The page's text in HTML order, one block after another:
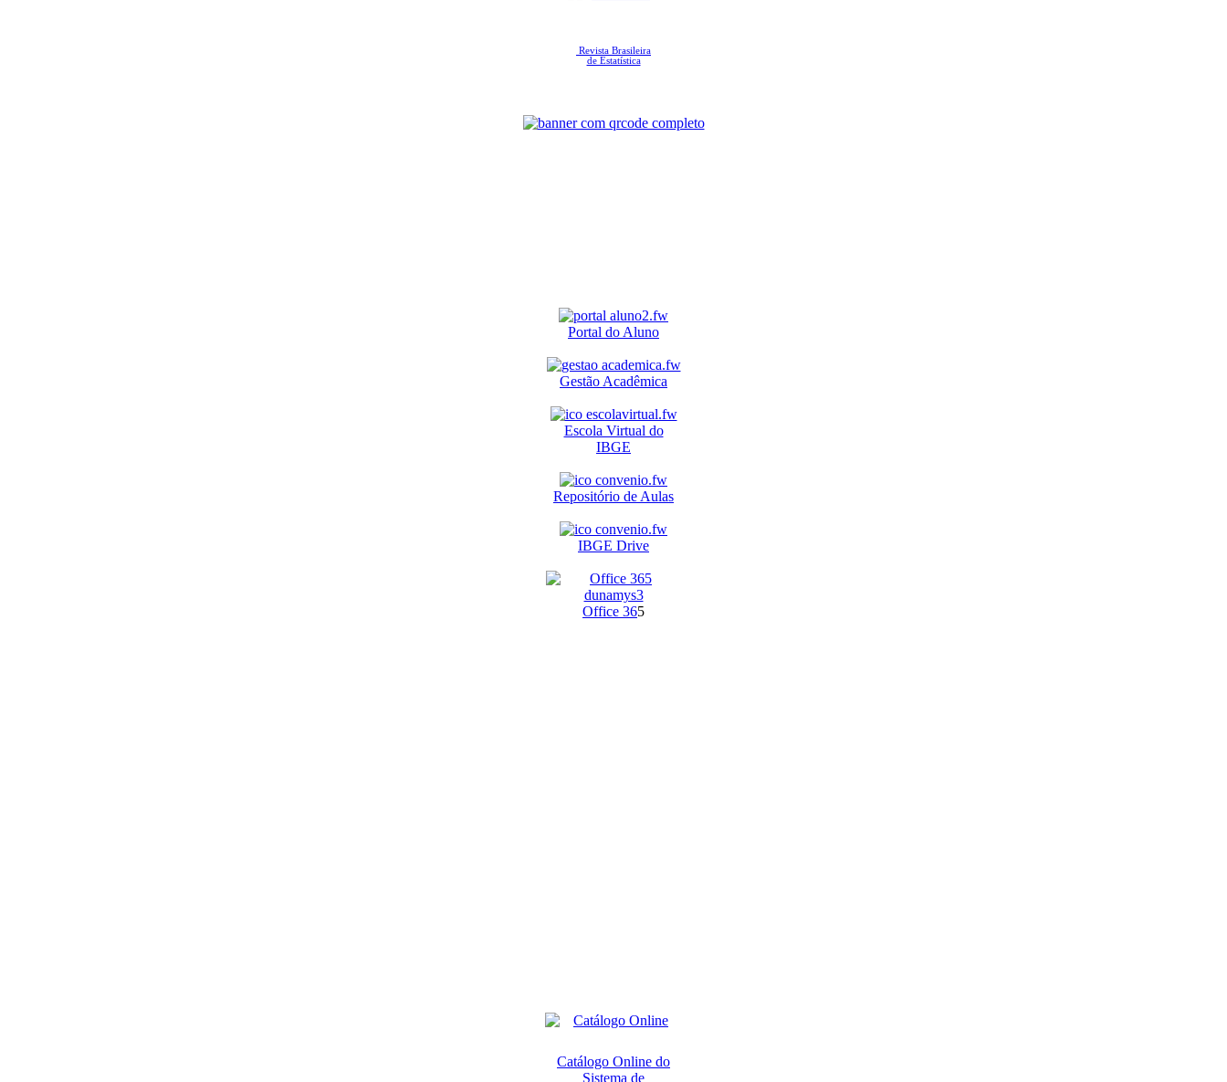
Revista Brasileira
de Estatística
Portal do Aluno
Gestão Acadêmica
Escola Virtual do
IBGE
Repositório de Aulas
IBGE Drive
Office 365
Catálogo Online do
Sistema de